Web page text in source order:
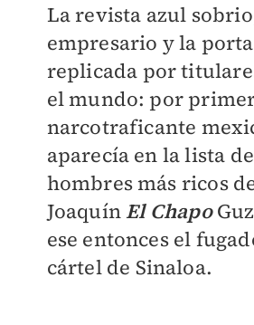
La revista azul
empresario y la
replicada por
el mundo: por
narcotraficante
aparecía en la lista
hombres más ricos
Joaquín El Chapo
ese entonces el
cártel de Sinaloa.